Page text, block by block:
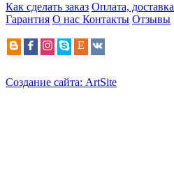
Как сделать заказ Оплата, доставка
Гарантия О нас Контакты Отзывы
Создание сайта: ArtSite